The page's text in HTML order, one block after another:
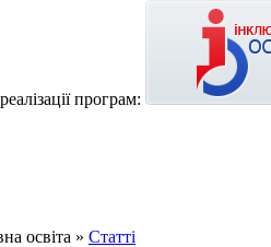
програм:
освіта » Статті